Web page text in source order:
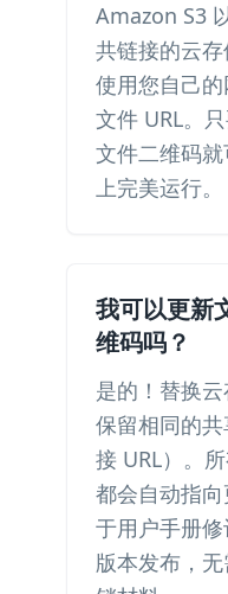
Amazon S3
共链接的云
使用您自己
文件 URL。
文件二维码
上完美运行。
我可以更新
维码吗？
是的！替换
保留相同的
接 URL）。
都会自动指
于用户手册
版本发布，